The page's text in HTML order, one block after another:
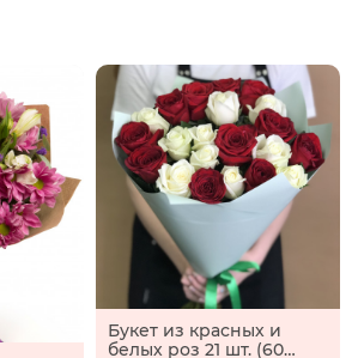
Букет из красных и
белых роз 21 шт. (60